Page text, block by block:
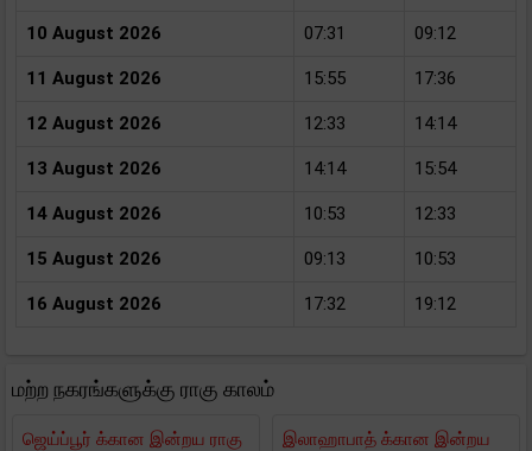
10 August 2026 07:31 09:12
11 August 2026 15:55 17:36
12 August 2026 12:33 14:14
13 August 2026 14:14 15:54
14 August 2026 10:53 12:33
15 August 2026 09:13 10:53
16 August 2026 17:32 19:12
மற்ற நகரங்களுக்கு ராகு காலம்
ஜெய்ப்பூர் க்கான இன்றய ராகு
இலாஹாபாத் க்கான இன்றய